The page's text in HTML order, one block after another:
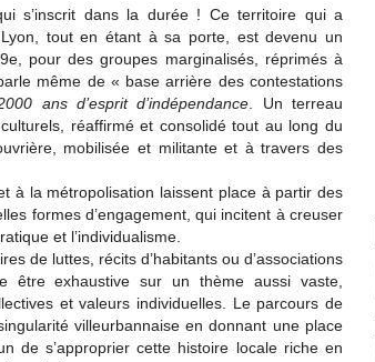
s’inscrit dans la durée ! Ce territoire qui a
tout en étant à sa porte, est devenu un
pour des groupes marginalisés, réprimés à
même de « base arrière des contestations
ans d’espritd’indépendance . Un terreau
réaffirmé et consolidé tout au long du
mobilisée et militante et à travers des
à la métropolisation laissent place à partir des
formes d’engagement, qui incitent à creuser
et l’individualisme.
de luttes, récits d’habitants ou d’associations
être exhaustive sur un thème aussi vaste,
et valeurs individuelles. Le parcours de
villeurbannaise en donnant une place
de s’approprier cette histoire locale riche en